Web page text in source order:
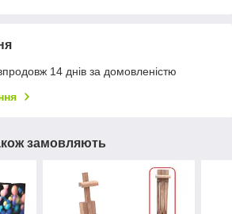
14 днів за домовленістю
замовляють